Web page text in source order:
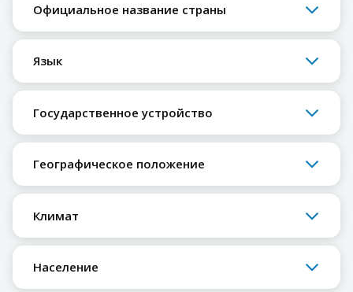
Официальное название страны
Язык
Государственное устройство
Географическое положение
Климат
Население